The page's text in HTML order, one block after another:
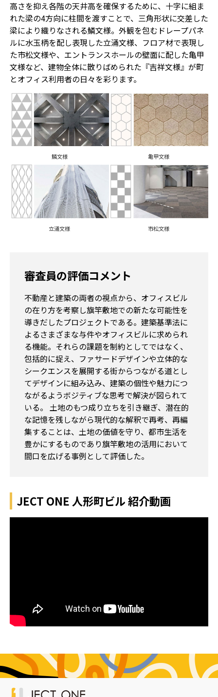
高さを抑え各階の天井高を確保するために、十字に組ま
れた梁の4方向に柱間を渡すことで、三角形状に交差した
梁により織りなされる鱗文様。外観を包むドレープパネ
ルに水玉柄を配し表現した立涌文様、フロア材で表現し
た市松文様や、エントランスホールの壁面に配した亀甲
文様など、建物全体に散りばめられた『吉祥文様』が町
とオフィス利用者の日々を彩ります。
鱗文様 亀甲文様
立涌文様 市松文様
審査員の評価コメント
不動産と建築の両者の視点から、オフィスビル
の在り方を考察し旗竿敷地での新たな可能性を
導きだしたプロジェクトである。建築基準法に
よるさまざまな与件やオフィスビルに求められ
る機能。それらの課題を制約としてではなく、
包括的に捉え、ファサードデザインや立体的な
シークエンスを展開する街からつながる道とし
てデザインに組み込み、建築の個性や魅力につ
ながるようボジティブな思考で解決が図られて
いる。 土地のもつ成り立ちを引き継ぎ、潜在的
な記憶を残しながら現代的な解釈で再考、再編
集することは、土地の価値を守り、都市生活を
豊かにするものであり旗竿敷地の活用において
間口を広げる事例として評価した。
JECT ONE 人形町ビル 紹介動画